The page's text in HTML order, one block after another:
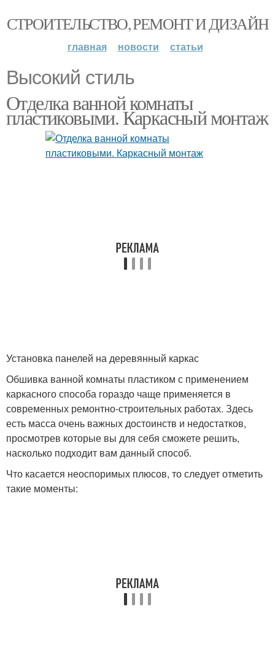
СТРОИТЕЛЬСТВО, РЕМОНТ И ДИЗАЙН
главная новости статьи
Высокий стиль
Отделка ванной комнаты
пластиковыми. Каркасный монтаж
Установка панелей на деревянный каркас
Обшивка ванной комнаты пластиком с применением
каркасного способа гораздо чаще применяется в
современных ремонтно-строительных работах. Здесь
есть масса очень важных достоинств и недостатков,
просмотрев которые вы для себя сможете решить,
насколько подходит вам данный способ.
Что касается неоспоримых плюсов, то следует отметить
такие моменты: